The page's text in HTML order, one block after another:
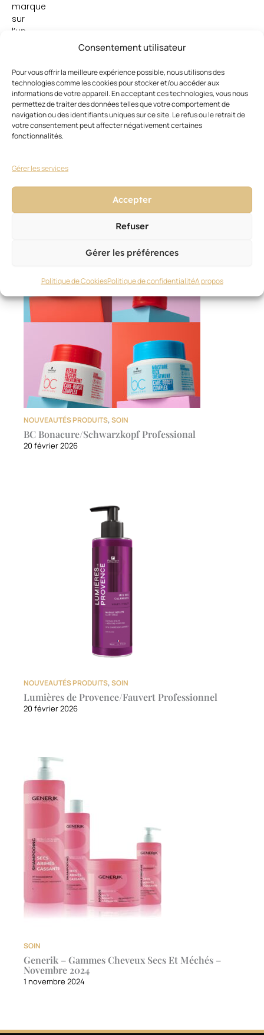
Consentement utilisateur
Pour vous offrir la meilleure expérience possible, nous utilisons des
technologies comme les cookies pour stocker et/ou accéder aux
informations de votre appareil. En acceptant ces technologies, vous nous
permettez de traiter des données telles que votre comportement de
navigation ou des identifiants uniques sur ce site. Le refus ou le retrait de
votre consentement peut affecter négativement certaines
fonctionnalités.
Gérer les services
Accepter
Refuser
Gérer les préférences
Politique de CookiesPolitique de confidentialitéA propos
marque
sur
l’un
points
forts,
l’anti-
chute.
Ces articles pourraient vous
NOUVEAUTÉS PRODUITS,SOIN
BC Bonacure/Schwarzkopf Professional
20 février 2026
NOUVEAUTÉS PRODUITS,SOIN
Lumières de Provence/Fauvert Professionnel
20 février 2026
SOIN
Generik – Gammes Cheveux Secs Et Méchés –
Novembre 2024
1 novembre 2024